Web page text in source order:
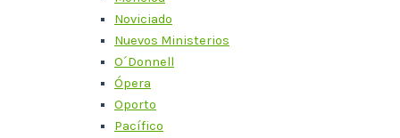
Noviciado
Nuevos Ministerios
O´Donnell
Ópera
Oporto
Pacífico